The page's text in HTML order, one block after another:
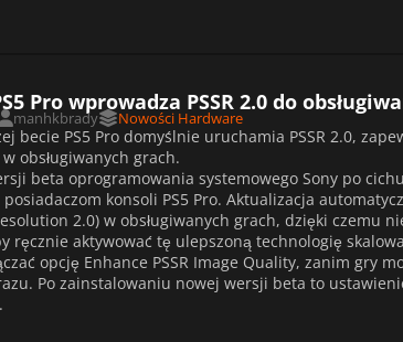
Pro wprowadza PSSR 2.0 do
manhkbrady Nowości Hardware
becie PS5 Pro domyślnie uruchamia PSSR 2.0,
obsługiwanych grach.
beta oprogramowania systemowego Sony po
posiadaczom konsoli PS5 Pro. Aktualizacja
2.0) w obsługiwanych grach, dzięki czemu
ręcznie aktywować tę ulepszoną technologię
opcję Enhance PSSR Image Quality, zanim gry
Po zainstalowaniu nowej wersji beta to